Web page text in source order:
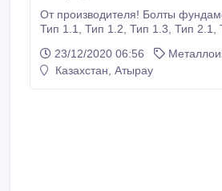
От производителя! Болты
Тип 1.1, Тип 1.2, Тип 1.3, Тип 2.1, Тип 2.2 Тип 3.1,
Изготовление анкерных
согласно ГОСТу 24379-80, Производим Болты
23/12/2020 06:56
Казахстан, Атырау